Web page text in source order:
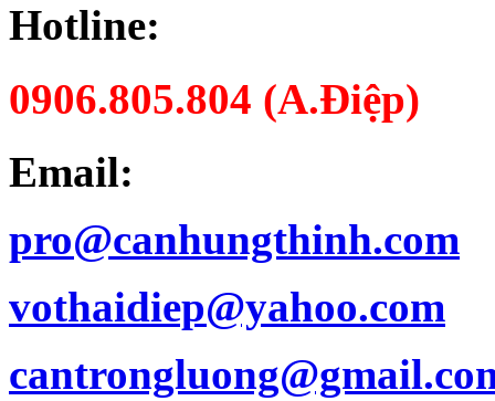
Hotline:
0906.805.804 (A.Điệp)
Email:
pro@canhungthinh.com
vothaidiep@yahoo.com